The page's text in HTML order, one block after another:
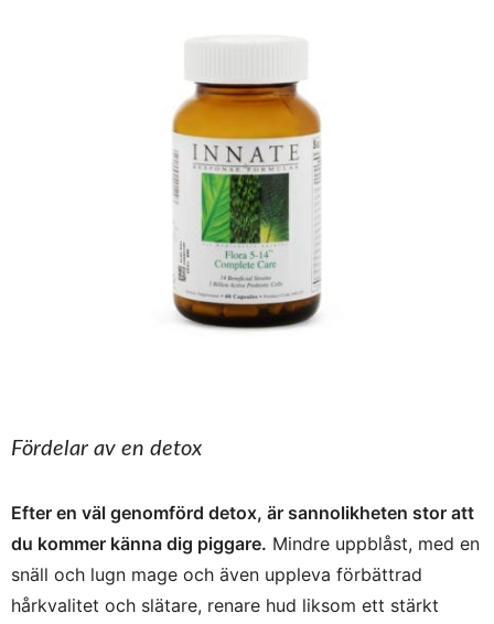
Fördelar av en detox
Efter en väl genomförd detox, är sannolikheten stor att
du kommer känna dig piggare. Mindre uppblåst, med en
snäll och lugn mage och även uppleva förbättrad
hårkvalitet och slätare, renare hud liksom ett stärkt